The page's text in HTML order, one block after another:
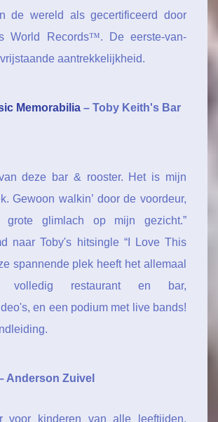
de wereld als gecertificeerd door
World Records™. De eerste-van-
aantrekkelijkheid.
Memorabilia – Toby Keith's Bar
deze bar & rooster. Het is mijn
Gewoon walkin’ door de voordeur,
grote glimlach op mijn gezicht.”
naar Toby's hitsingle “I Love This
spannende plek heeft het allemaal
restaurant en bar,
en een podium met live bands!
Anderson Zuivel
voor kinderen van alle leeftijden,